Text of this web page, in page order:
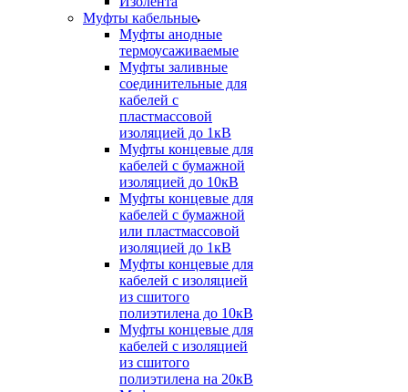
Муфты кабельные
Муфты анодные
термоусаживаемые
Муфты заливные
соединительные для
кабелей с
пластмассовой
изоляцией до 1кВ
Муфты концевые для
кабелей с бумажной
изоляцией до 10кВ
Муфты концевые для
кабелей с бумажной
или пластмассовой
изоляцией до 1кВ
Муфты концевые для
кабелей с изоляцией
из сшитого
полиэтилена до 10кВ
Муфты концевые для
кабелей с изоляцией
из сшитого
полиэтилена на 20кВ